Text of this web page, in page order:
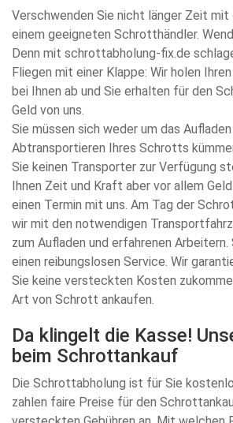
Verschwenden Sie nicht länger Zeit mit
einem geeigneten Schrotthändler.
Denn mit schrottabholung-fix.de
Fliegen mit einer Klappe: Wir holen
bei Ihnen ab und Sie erhalten für den
Geld von uns.
Sie müssen sich weder um das
Abtransportieren Ihres Schrotts
Sie keinen Transporter zur Verfügung
Ihnen Zeit und Kraft aber vor allem
einen Termin mit uns. Am Tag der
wir mit den notwendigen
zum Aufladen und erfahrenen
einen reibungslosen Service. Wir
Sie keine versteckten Kosten
Art von Schrott ankaufen.
Da klingelt die Kasse!
beim Schrottankauf
Die Schrottabholung ist für Sie
zahlen faire Preise für den